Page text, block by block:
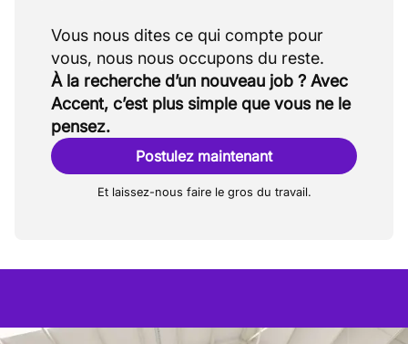
Vous nous dites ce qui compte pour
À la recherche d’un nouveau job ? Avec
Accent, c’est plus simple que vous ne le
pensez.
Postulez maintenant
Et laissez-nous faire le gros du travail.